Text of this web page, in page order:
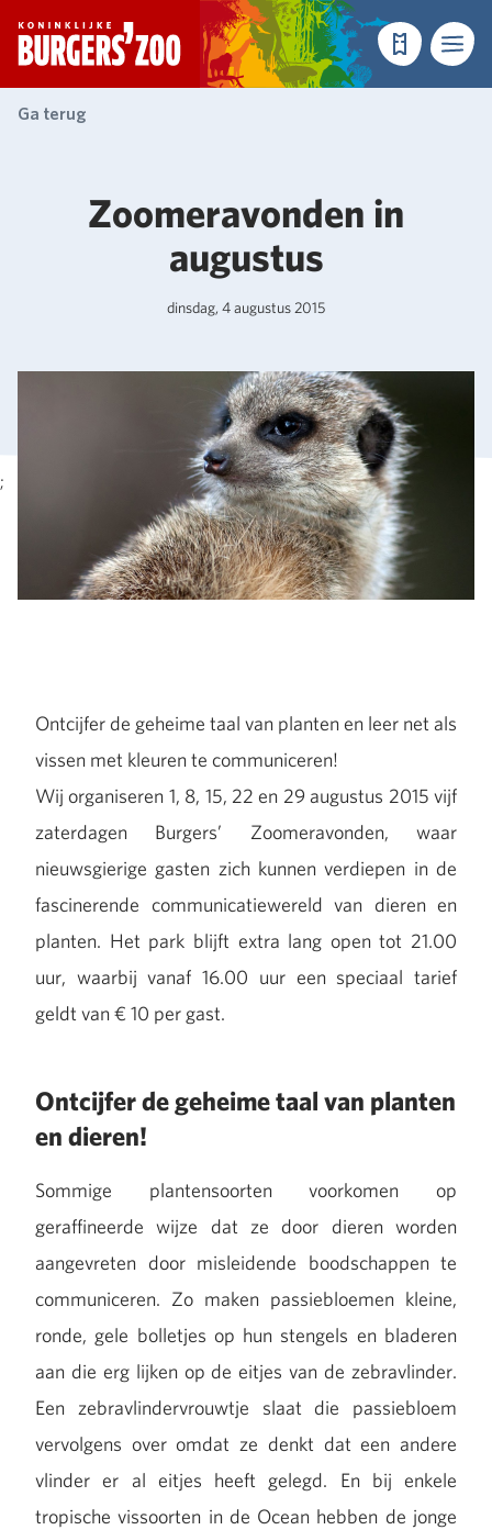
- Homepagina
TicketsMenu
Ga terug
;
Zoomeravonden in
augustus
dinsdag, 4 augustus 2015
Ontcijfer de geheime taal van planten en leer net als
vissen met kleuren te communiceren!
Wij organiseren 1, 8, 15, 22 en 29 augustus 2015 vijf
zaterdagen Burgers’ Zoomeravonden, waar
nieuwsgierige gasten zich kunnen verdiepen in de
fascinerende communicatiewereld van dieren en
planten. Het park blijft extra lang open tot 21.00
uur, waarbij vanaf 16.00 uur een speciaal tarief
geldt van € 10 per gast.
Ontcijfer de geheime taal van planten
en dieren!
Sommige plantensoorten voorkomen op
geraffineerde wijze dat ze door dieren worden
aangevreten door misleidende boodschappen te
communiceren. Zo maken passiebloemen kleine,
ronde, gele bolletjes op hun stengels en bladeren
aan die erg lijken op de eitjes van de zebravlinder.
Een zebravlindervrouwtje slaat die passiebloem
vervolgens over omdat ze denkt dat een andere
vlinder er al eitjes heeft gelegd. En bij enkele
tropische vissoorten in de Ocean hebben de jonge